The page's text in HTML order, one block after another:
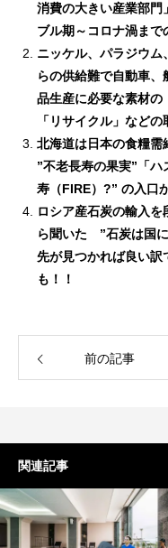
消費の大きい産業部門
ブル期～コロナ渦まで
ニッケル、パラジウ
らの供給難で自動車
品生産に必要な素材の
「リサイクル」などの
北海道は日本の食糧
”不老長寿の果実”「
寿（FIRE）?” の入口
ロシア産石炭の輸入
ら聞いた ”石炭は国
先が見つかれば良い
も！！
前の記事
関連記事